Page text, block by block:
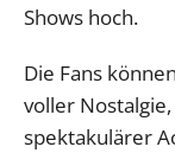
Shows hoch.
Die Fans
voller
spektakulärer